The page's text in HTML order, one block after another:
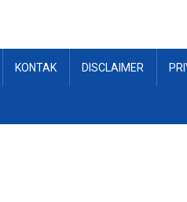
KONTAK DISCLAIMER